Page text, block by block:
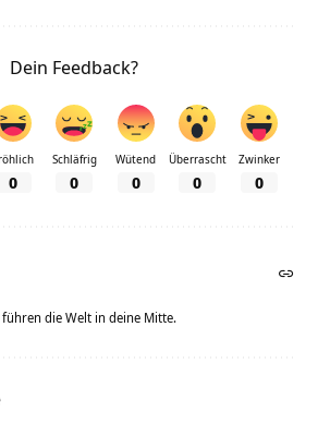
Dein Feedback?
0
Schläfrig
0
Wütend
0
Überrascht
0
Zwinker
0
die Welt in deine Mitte.